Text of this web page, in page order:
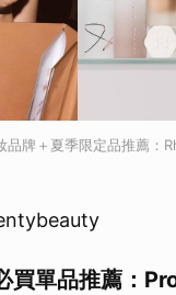
牌＋夏季限定品推薦：
買單品推薦：